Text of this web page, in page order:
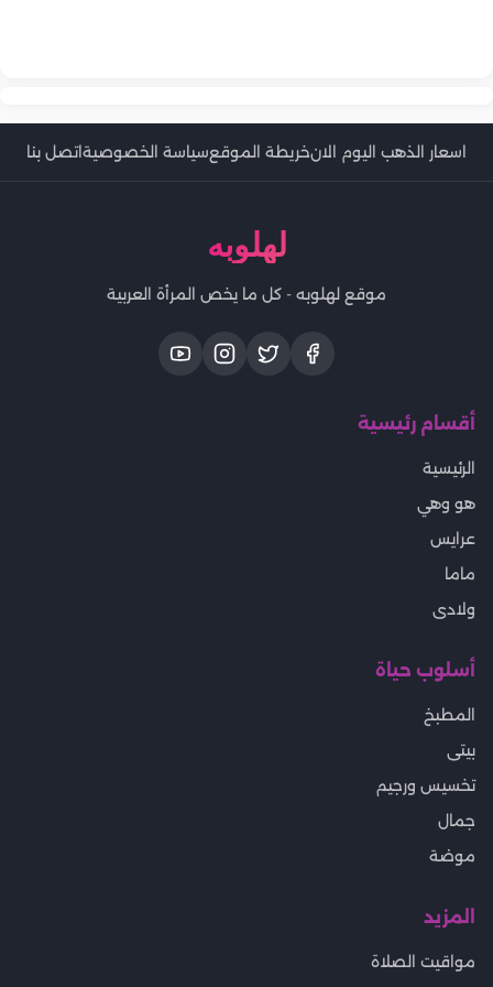
اسعار الذهب اليوم الانخريطة الموقعسياسة الخصوصيةاتصل بنا
لهلوبه
موقع لهلوبه - كل ما يخص المرأة العربية
أقسام رئيسية
الرئيسية
هو وهي
عرايس
ماما
ولادى
أسلوب حياة
المطبخ
بيتى
تخسيس ورجيم
جمال
موضة
المزيد
مواقيت الصلاة